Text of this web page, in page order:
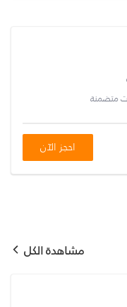
متضمنة
احجز الآن
مشاهدة الكل